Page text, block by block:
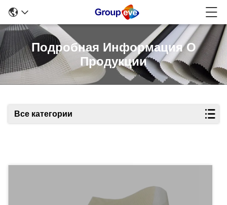
Подробная Информация О
Продукции
Все категории